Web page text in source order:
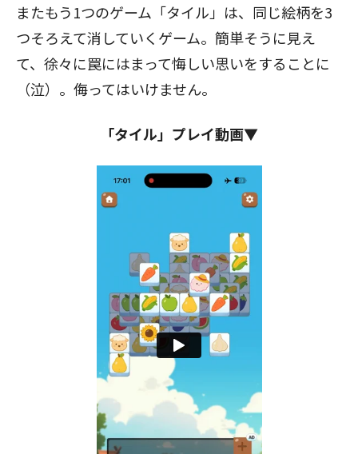
またもう1つのゲーム「タイル」は、同じ絵柄を3
つそろえて消していくゲーム。簡単そうに見え
て、徐々に罠にはまって悔しい思いをすることに
（泣）。侮ってはいけません。
「タイル」プレイ動画▼